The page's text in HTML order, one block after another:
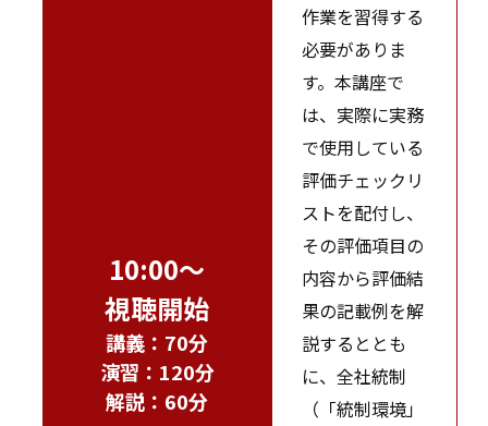
10:00～
視聴開始
講義：70分
演習：120分
解説：60分
作業を習得する
必要がありま
す。本講座で
は、実際に実務
で使用している
評価チェックリ
ストを配付し、
その評価項目の
内容から評価結
果の記載例を解
説するととも
に、全社統制
（「統制環境」